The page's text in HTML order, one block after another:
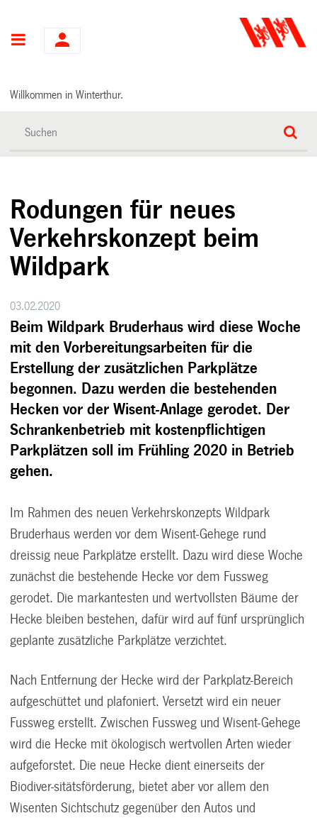
Hauptnavigation
Willkommen in Winterthur.
Rodungen für neues
Verkehrskonzept beim
Wildpark
03.02.2020
Beim Wildpark Bruderhaus wird diese Woche
mit den Vorbereitungsarbeiten für die
Erstellung der zusätzlichen Parkplätze
begonnen. Dazu werden die bestehenden
Hecken vor der Wisent-Anlage gerodet. Der
Schrankenbetrieb mit kostenpflichtigen
Parkplätzen soll im Frühling 2020 in Betrieb
gehen.
Im Rahmen des neuen Verkehrskonzepts Wildpark
Bruderhaus werden vor dem Wisent-Gehege rund
dreissig neue Parkplätze erstellt. Dazu wird diese Woche
zunächst die bestehende Hecke vor dem Fussweg
gerodet. Die markantesten und wertvollsten Bäume der
Hecke bleiben bestehen, dafür wird auf fünf ursprünglich
geplante zusätzliche Parkplätze verzichtet.
Nach Entfernung der Hecke wird der Parkplatz-Bereich
aufgeschüttet und plafoniert. Versetzt wird ein neuer
Fussweg erstellt. Zwischen Fussweg und Wisent-Gehege
wird die Hecke mit ökologisch wertvollen Arten wieder
aufgeforstet. Die neue Hecke dient einerseits der
Biodiver-sitätsförderung, bietet aber vor allem den
Wisenten Sichtschutz gegenüber den Autos und